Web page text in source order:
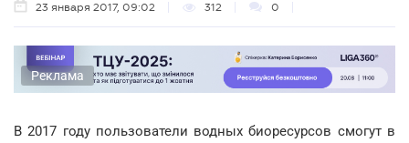
23 января 2017, 09:02 312 0
Реклама
В 2017 году пользователи водных биоресурсов смогут в